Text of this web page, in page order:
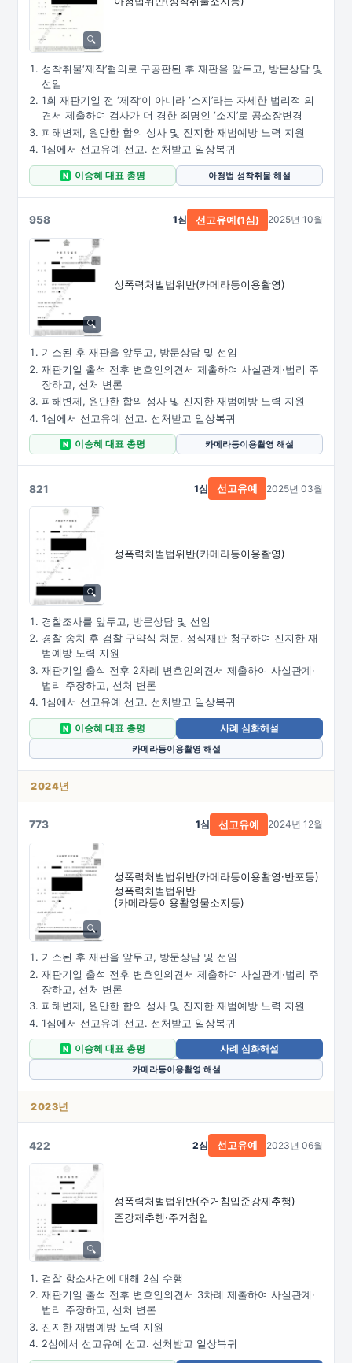
성착취물‘제작’혐의로 구공판된 후 재판을 앞두고, 방문상담 및
선임
1회 재판기일 전 ‘제작’이 아니라 ‘소지’라는 자세한 법리적 의
견서 제출하여 검사가 더 경한 죄명인 ‘소지’로 공소장변경
피해변제, 원만한 합의 성사 및 진지한 재범예방 노력 지원
1심에서 선고유예 선고. 선처받고 일상복귀
N 이승혜 대표 총평 아청법 성착취물 해설
958
성폭력처벌법위반(카메라등이용촬영)
1심 선고유예(1심) 2025년 10월
기소된 후 재판을 앞두고, 방문상담 및 선임
재판기일 출석 전후 변호인의견서 제출하여 사실관계·법리 주
장하고, 선처 변론
피해변제, 원만한 합의 성사 및 진지한 재범예방 노력 지원
1심에서 선고유예 선고. 선처받고 일상복귀
N 이승혜 대표 총평 카메라등이용촬영 해설
821
성폭력처벌법위반(카메라등이용촬영)
1심 선고유예 2025년 03월
경찰조사를 앞두고, 방문상담 및 선임
경찰 송치 후 검찰 구약식 처분. 정식재판 청구하여 진지한 재
범예방 노력 지원
재판기일 출석 전후 2차례 변호인의견서 제출하여 사실관계·
법리 주장하고, 선처 변론
1심에서 선고유예 선고. 선처받고 일상복귀
N 이승혜 대표 총평
사례 심화해설
카메라등이용촬영 해설
2024년
773
성폭력처벌법위반(카메라등이용촬영·반포등)
성폭력처벌법위반
(카메라등이용촬영물소지등)
1심 선고유예 2024년 12월
기소된 후 재판을 앞두고, 방문상담 및 선임
재판기일 출석 전후 변호인의견서 제출하여 사실관계·법리 주
장하고, 선처 변론
피해변제, 원만한 합의 성사 및 진지한 재범예방 노력 지원
1심에서 선고유예 선고. 선처받고 일상복귀
N 이승혜 대표 총평
사례 심화해설
카메라등이용촬영 해설
2023년
422
성폭력처벌법위반(주거침입준강제추행)
준강제추행·주거침입
2심 선고유예 2023년 06월
검찰 항소사건에 대해 2심 수행
재판기일 출석 전후 변호인의견서 3차례 제출하여 사실관계·
법리 주장하고, 선처 변론
진지한 재범예방 노력 지원
2심에서 선고유예 선고. 선처받고 일상복귀